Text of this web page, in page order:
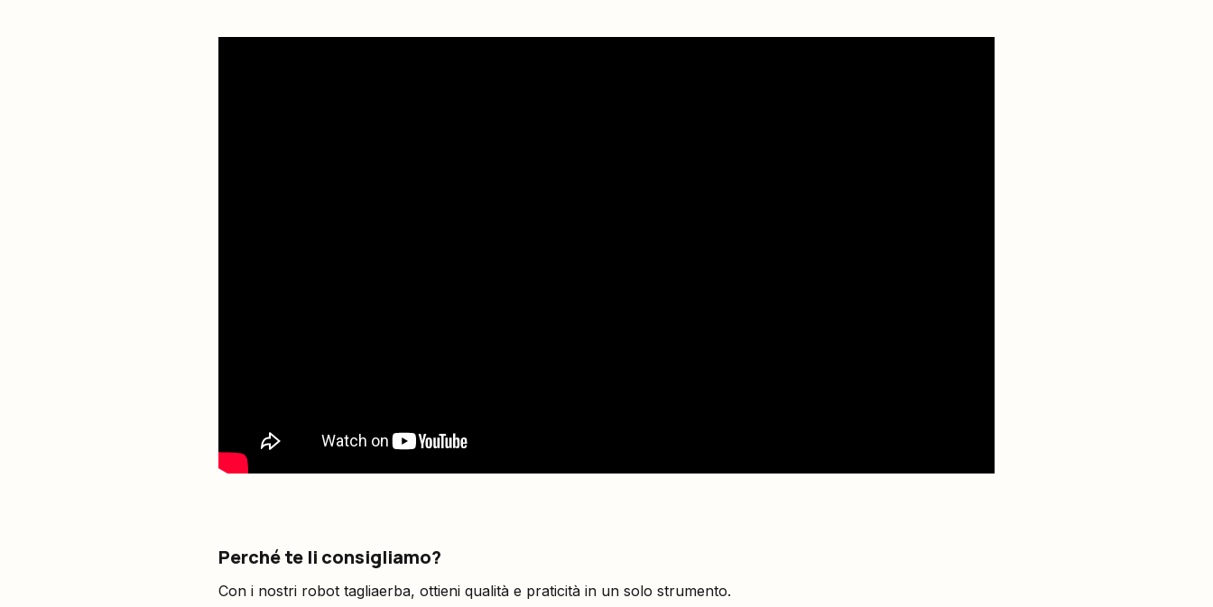
Perché te li consigliamo?
Con i nostri robot tagliaerba, ottieni qualità e praticità in un solo strumento.